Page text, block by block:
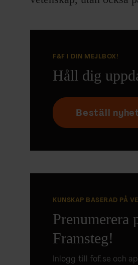
F&F I DIN MEJLBOX!
Håll dig
Beställ
KUNSKAP BASERAD PÅ
Prenumerera
Framsteg!
Inlogg tillfof.se och